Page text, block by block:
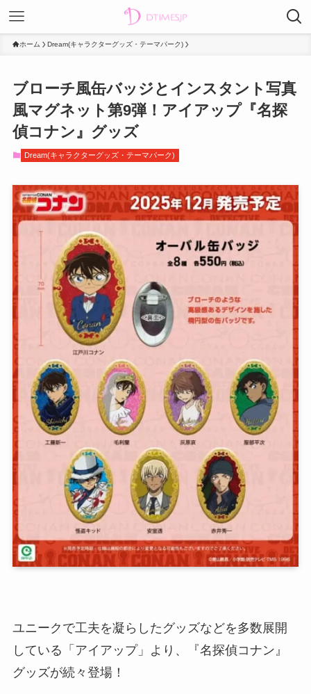
ホーム Dream(キャラクターグッズ・テーマパーク)
ブローチ風缶バッジとインスタント写真
風マグネット第9弾！アイアップ『名探
偵コナン』グッズ
Dream(キャラクターグッズ・テーマパーク)
ユニークで工夫を凝らしたグッズなどを多数展開
している「アイアップ」より、『名探偵コナン』
グッズが続々登場！